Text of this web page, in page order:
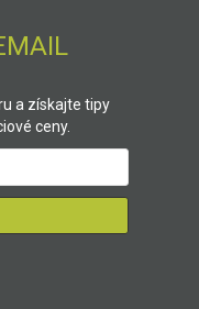
a získajte tipy
ceny.